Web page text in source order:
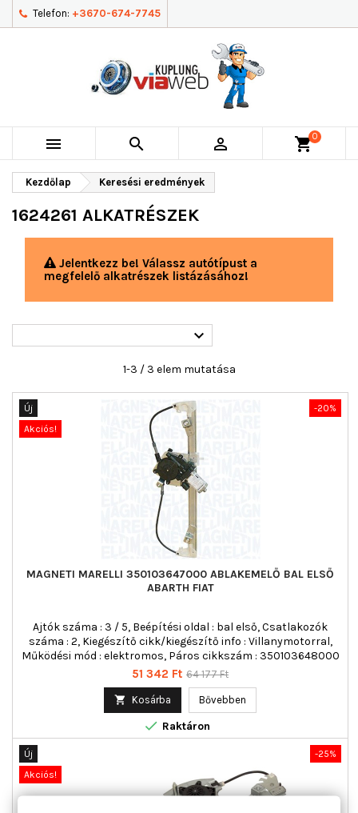
Telefon: +3670-674-7745
   shopping_cart0
Kezdőlap Keresési eredmények
1624261 ALKATRÉSZEK
Jelentkezz be! Válassz autótípust a
megfelelő alkatrészek listázásához!

1-3 / 3 elem mutatása
-20%
Új
Akciós!
MAGNETI MARELLI 350103647000 ABLAKEMELŐ BAL ELSŐ
ABARTH FIAT
Ajtók száma : 3 / 5, Beépítési oldal : bal első, Csatlakozók
száma : 2, Kiegészítő cikk/kiegészítő info : Villanymotorral,
Működési mód : elektromos, Páros cikkszám : 350103648000
Ár
51 342 Ft Normál
64 177 Ft
 Kosárba Bővebben
 Raktáron
-25%
Új
Akciós!